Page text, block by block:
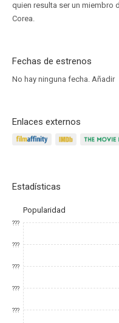
quien resulta ser un miembro
Corea.
Fechas de estrenos
No hay ninguna fecha. Añadir
Enlaces externos
Estadísticas
Popularidad
???
???
???
???
???